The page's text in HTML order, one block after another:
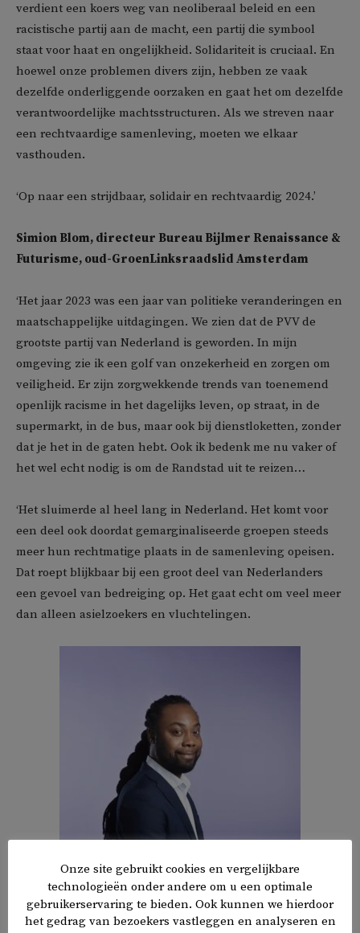
verdient een koers weg van neoliberaal beleid en een
racistische partij aan de macht, een partij die symbool
staat voor haat en ongelijkheid. Solidariteit is cruciaal. En
hoewel onze problemen divers zijn, hebben ze vaak
dezelfde onderliggende oorzaken en gaat het om dezelfde
verantwoordelijke machtsstructuren. Als we streven naar
een rechtvaardige samenleving, moeten we elkaar
vasthouden.
‘Op naar een strijdbaar, solidair en rechtvaardig 2024.’
Simion Blom, directeur Bureau Bijlmer Renaissance &
Futurisme, oud-GroenLinksraadslid Amsterdam
‘Het jaar 2023 was een jaar van politieke veranderingen en
maatschappelijke uitdagingen. We zien dat de PVV de
grootste partij van Nederland is geworden. In mijn
omgeving zie ik een golf van onzekerheid en zorgen om
veiligheid. Er zijn zorgwekkende trends van toenemend
openlijk racisme in het dagelijks leven, op straat, in de
supermarkt, in de bus, maar ook bij dienstloketten, zonder
dat je het in de gaten hebt. Ook ik bedenk me nu vaker of
het wel echt nodig is om de Randstad uit te reizen…
‘Het sluimerde al heel lang in Nederland. Het komt voor
een deel ook doordat gemarginaliseerde groepen steeds
meer hun rechtmatige plaats in de samenleving opeisen.
Dat roept blijkbaar bij een groot deel van Nederlanders
een gevoel van bedreiging op. Het gaat echt om veel meer
dan alleen asielzoekers en vluchtelingen.
‘2023 was ook het jaar waarin de koning excuses maakte
Onze site gebruikt cookies en vergelijkbare
technologieën onder andere om u een optimale
gebruikerservaring te bieden. Ook kunnen we hierdoor
het gedrag van bezoekers vastleggen en analyseren en